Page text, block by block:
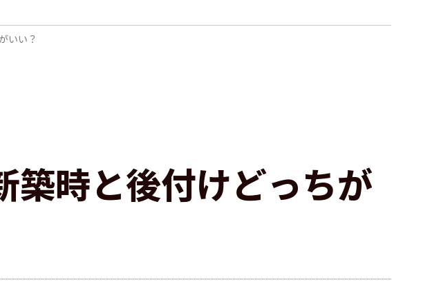
いい？
築時と後付けどっちが